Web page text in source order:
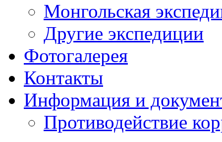
Монгольская
Другие экспедиции
Фотогалерея
Контакты
Информация и
Противодействие